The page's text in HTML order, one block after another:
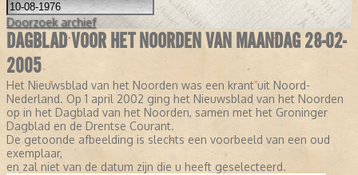
Doorzoek archief
DAGBLAD VOOR HET NOORDEN VAN MAANDAG 28-02-
2005
Het Nieuwsblad van het Noorden was een krant uit Noord-
Nederland. Op 1 april 2002 ging het Nieuwsblad van het Noorden
op in het Dagblad van het Noorden, samen met het Groninger
Dagblad en de Drentse Courant.
De getoonde afbeelding is slechts een voorbeeld van een oud
exemplaar,
en zal niet van de datum zijn die u heeft geselecteerd.